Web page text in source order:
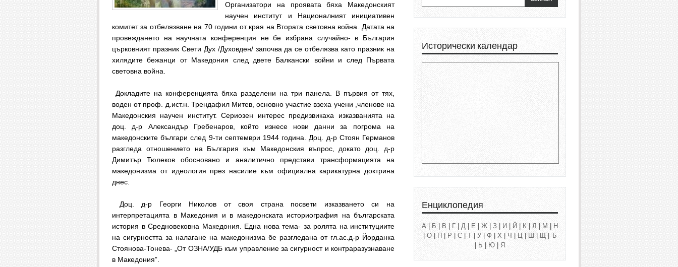
Организатори на проявата бяха Македонският
научен институт и Националният инициативен
комитет за отбелязване на 70 години от края на Втората световна война. Датата на
провеждането на научната конференция не бе избрана случайно- в България
църковният празник Свети Дух /Духовден/ започва да се отбелязва като празник на
хилядите бежанци от Македония след двете Балкански войни и след Първата
световна война.
Докладите на конференцията бяха разделени на три панела. В първия от тях,
воден от проф. д.ист.н. Трендафил Митев, основно участие взеха учени ,членове на
Македонския научен институт. Сериозен интерес предизвикаха изказванията на
доц. д-р Александър Гребенаров, който изнесе нови данни за погрома на
македонските българи след 9-ти септември 1944 година. Доц. д-р Стоян Германов
разгледа отношението на България към Македонския въпрос, докато доц. д-р
Димитър Тюлеков обосновано и аналитично представи трансформацията на
македонизма от идеология през насилие към официална карикатурна доктрина
днес.
Доц. д-р Георги Николов от своя страна посвети изказването си на
интерпретацията в Македония и в македонската историография на българската
история в Средновековна Македония. Една нова тема- за ролята на институциите
на сигурността за налагане на македонизма бе разгледана от гл.ас.д-р Йорданка
Стоянова-Тонева- „От ОЗНА/УДБ към управление за сигурност и контраразузнаване
в Македония”.
Исторически календар
Енциклопедия
А Б В Г Д Е Ж З И Й К Л М
Н
О П Р С Т У Ф Х Ч Ц Ш Щ
Ъ
Ь Ю Я